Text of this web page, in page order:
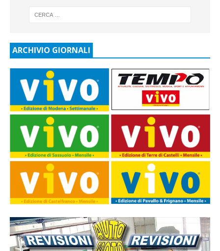
ARCHIVIO GIORNALI